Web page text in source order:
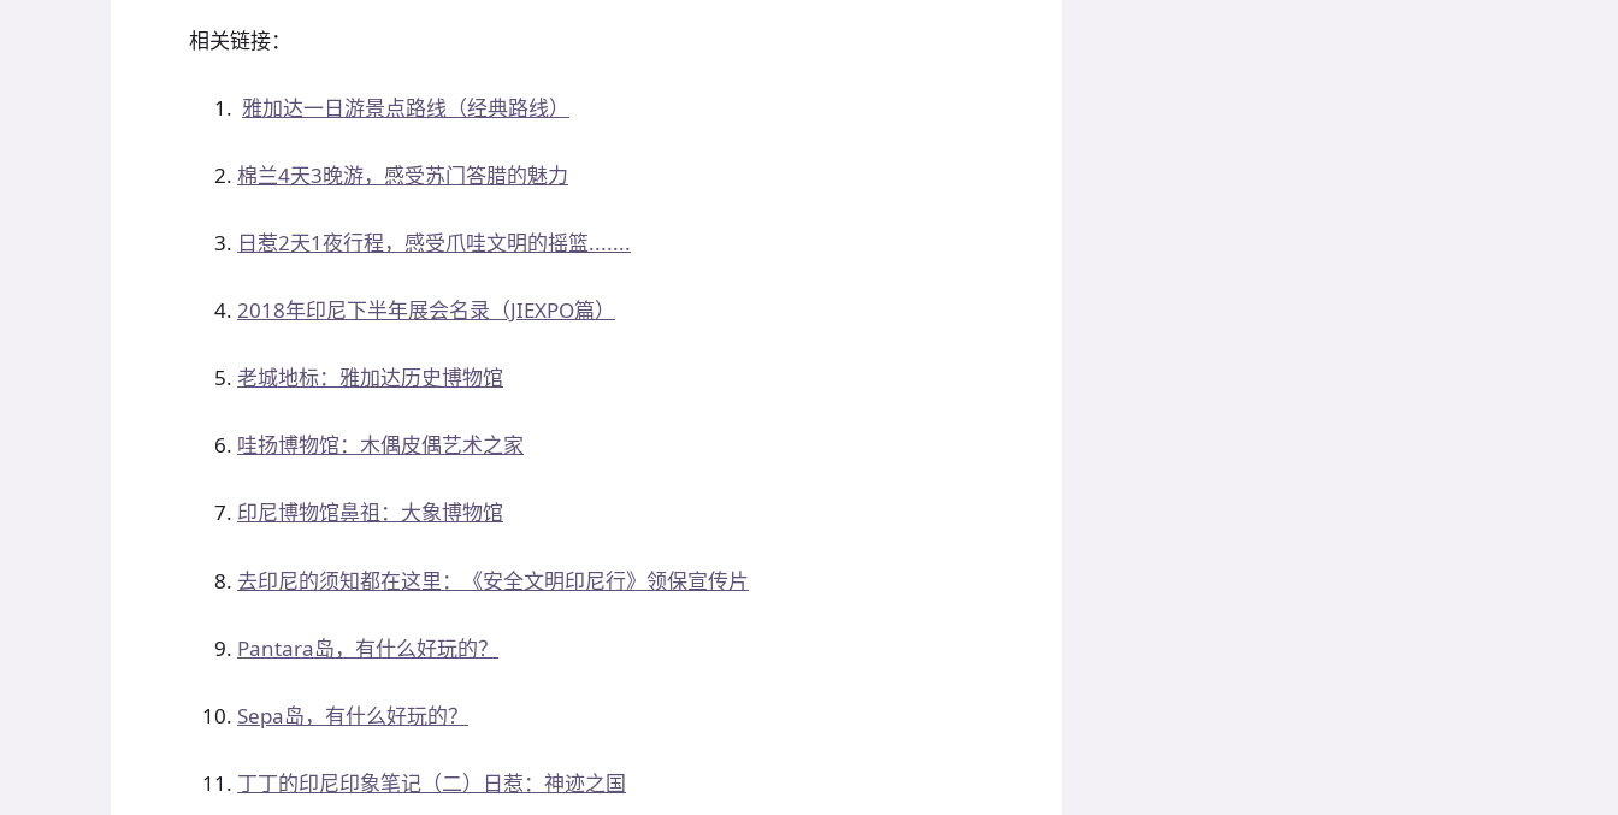
相关链接：
雅加达一日游景点路线（经典路线）
棉兰4天3晚游，感受苏门答腊的魅力
日惹2天1夜行程，感受爪哇文明的摇篮.......
2018年印尼下半年展会名录（JIEXPO篇）
老城地标：雅加达历史博物馆
哇扬博物馆：木偶皮偶艺术之家
印尼博物馆鼻祖：大象博物馆
去印尼的须知都在这里：《安全文明印尼行》领保宣传片
Pantara岛，有什么好玩的？
Sepa岛，有什么好玩的？
丁丁的印尼印象笔记（二）日惹：神迹之国